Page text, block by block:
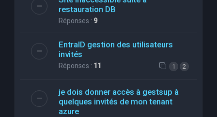
restauration DB
Réponses : 9
EntraID gestion des utilisateurs
invités
Réponses : 11 1 2
je dois donner accès à gestsup à
quelques invités de mon tenant
azure